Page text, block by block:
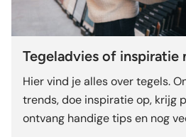
Tegeladvies of inspiratie
Hier vind je alles over tegels.
trends, doe inspiratie op, krijg
ontvang handige tips en nog